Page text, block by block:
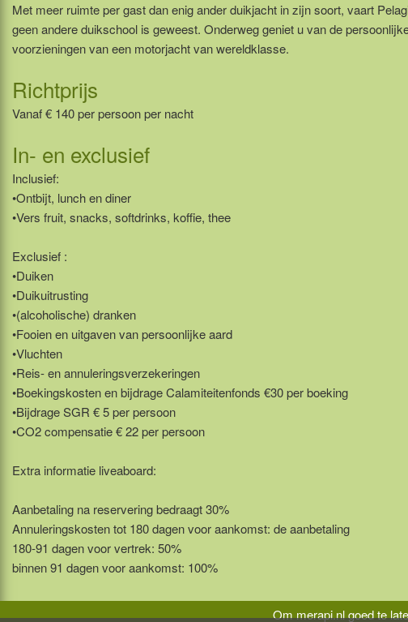
Om merapi.nl goed te
Met meer ruimte per gast dan enig ander duikjacht in zijn soort, vaart
geen andere duikschool is geweest. Onderweg geniet u van de
voorzieningen van een motorjacht van wereldklasse.
Richtprijs
Vanaf € 140 per persoon per nacht
In- en exclusief
Inclusief:
•Ontbijt, lunch en diner
•Vers fruit, snacks, softdrinks, koffie, thee
Exclusief :
•Duiken
•Duikuitrusting
•(alcoholische) dranken
•Fooien en uitgaven van persoonlijke aard
•Vluchten
•Reis- en annuleringsverzekeringen
•Boekingskosten en bijdrage Calamiteitenfonds €30 per boeking
•Bijdrage SGR € 5 per persoon
•CO2 compensatie € 22 per persoon
Extra informatie liveaboard:
Aanbetaling na reservering bedraagt 30%
Annuleringskosten tot 180 dagen voor aankomst: de aanbetaling
180-91 dagen voor vertrek: 50%
binnen 91 dagen voor aankomst: 100%